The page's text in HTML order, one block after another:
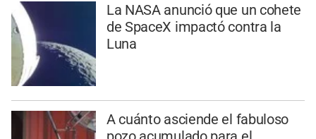
La NASA anunció que un cohete
de SpaceX impactó contra la
Luna
A cuánto asciende el fabuloso